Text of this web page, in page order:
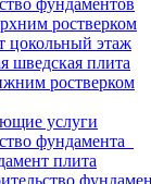
фундаментов
ростверком
цокольный этаж
шведская плита
ростверком
услуги
фундамента
плита